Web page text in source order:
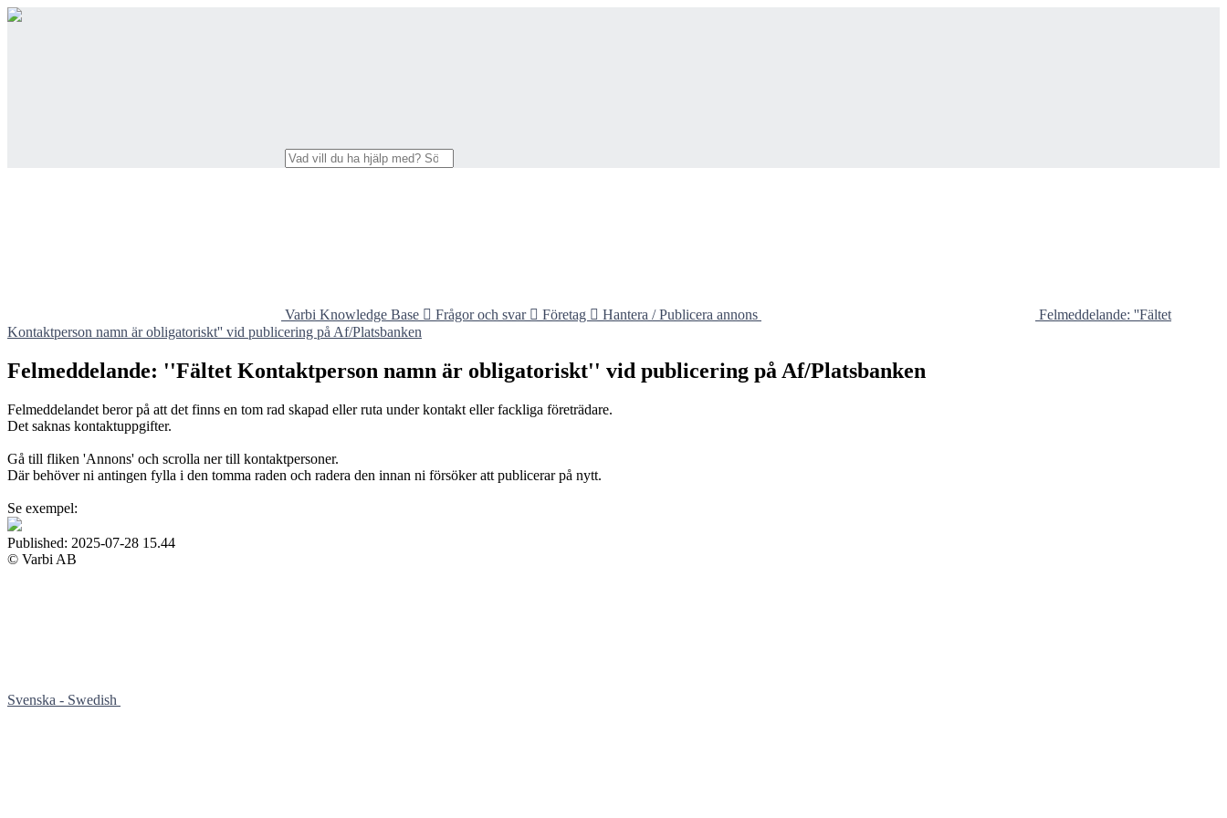
Varbi Knowledge Base  Frågor och svar  Företag  Hantera / Publicera annons
Felmeddelande: ''Fältet
Kontaktperson namn är obligatoriskt'' vid publicering på Af/Platsbanken
Felmeddelande: ''Fältet Kontaktperson namn är obligatoriskt'' vid publicering på Af/Platsbanken
Felmeddelandet beror på att det finns en tom rad skapad eller ruta under kontakt eller fackliga företrädare.
Det saknas kontaktuppgifter.
Gå till fliken 'Annons' och scrolla ner till kontaktpersoner.
Där behöver ni antingen fylla i den tomma raden och radera den innan ni försöker att publicerar på nytt.
Se exempel:
Published: 2025-07-28 15.44
© Varbi AB
Svenska - Swedish